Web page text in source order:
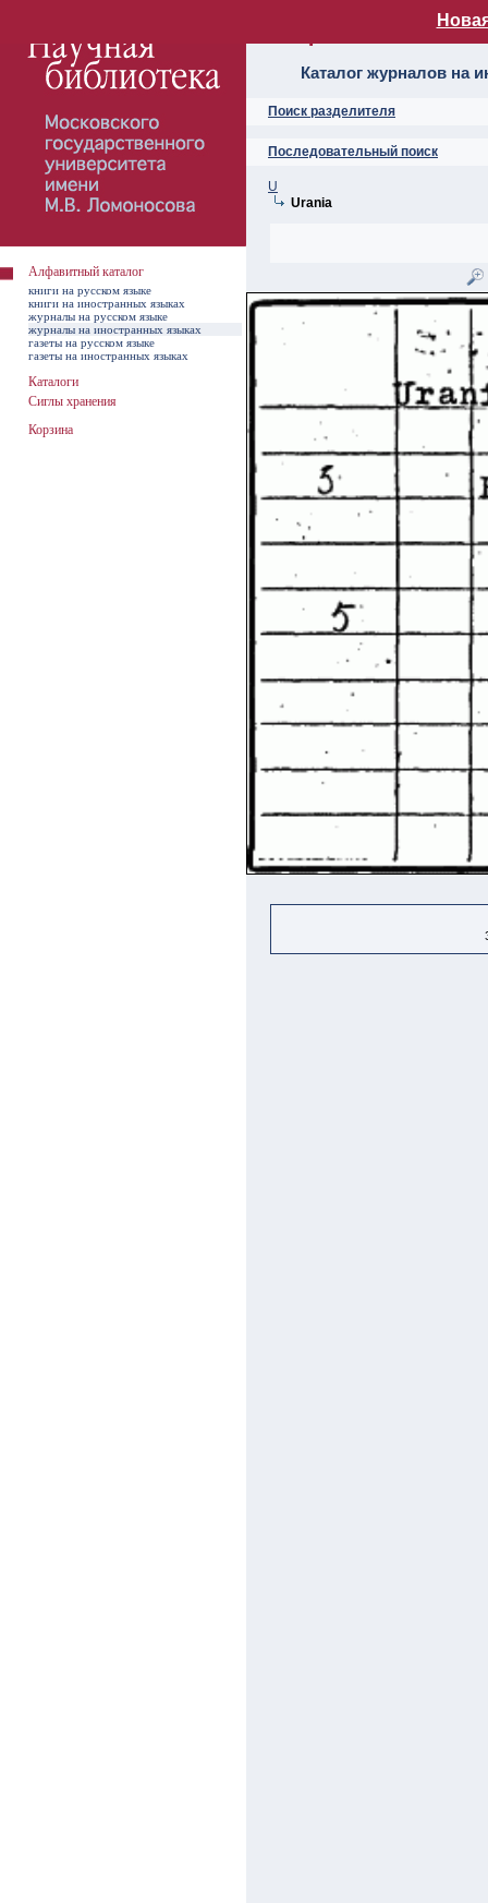
Алфавитный
Каталог журналов на
Поиск разделителя
Последовательный поиск
U
Urania
Алфавитный каталог
книги на русском языке
книги на иностранных языках
журналы на русском языке
журналы на иностранных языках
газеты на русском языке
газеты на иностранных языках
Каталоги
Сиглы хранения
Корзина